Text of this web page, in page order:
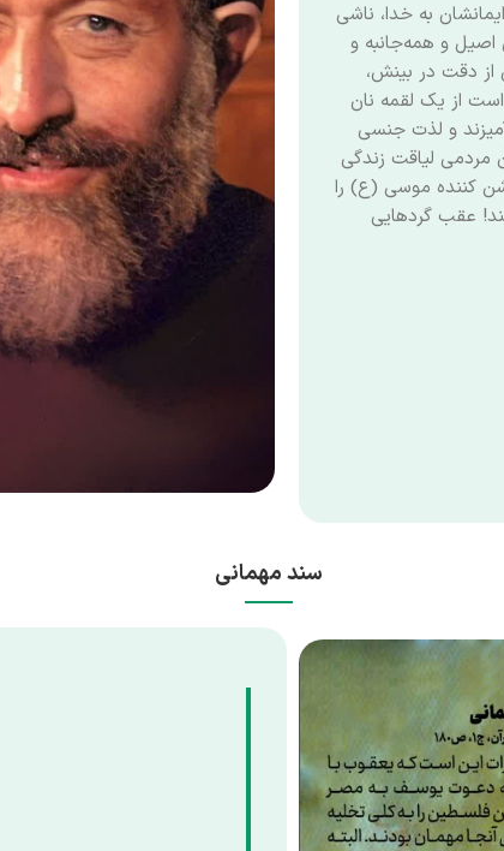
به خدا، ناشی
اصیل و همه‌جانبه و
از دقت در بینش،
از یک لقمه نان
و لذت جنسی
مردمی لیاقت زندگی
کننده موسی (ع) را
عقب گردهایی
سند مهمانی